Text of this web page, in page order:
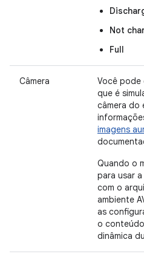
Not
Full
Câmera
Você pode
que é
câmera do
imagens
Quando o
para usar
com o
ambiente
as
o
dinâmica